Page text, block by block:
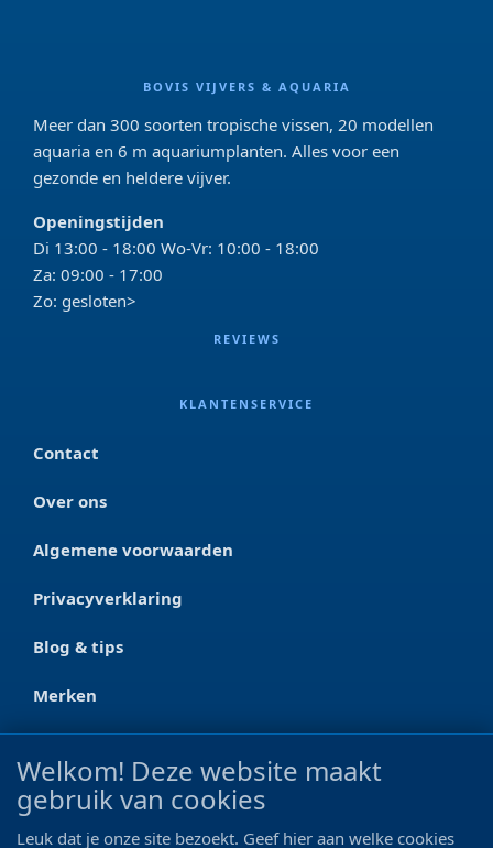
BOVIS VIJVERS & AQUARIA
Meer dan 300 soorten tropische vissen, 20 modellen
aquaria en 6 m aquariumplanten. Alles voor een
gezonde en heldere vijver.
Openingstijden
Di 13:00 - 18:00 Wo-Vr: 10:00 - 18:00
Za: 09:00 - 17:00
Zo: gesloten>
REVIEWS
KLANTENSERVICE
Contact
Over ons
Algemene voorwaarden
Privacyverklaring
Blog & tips
Merken
CONTACT
Ootmarsumseweg 125a
Welkom! Deze website maakt
gebruik van cookies
Leuk dat je onze site bezoekt. Geef hier aan welke cookies